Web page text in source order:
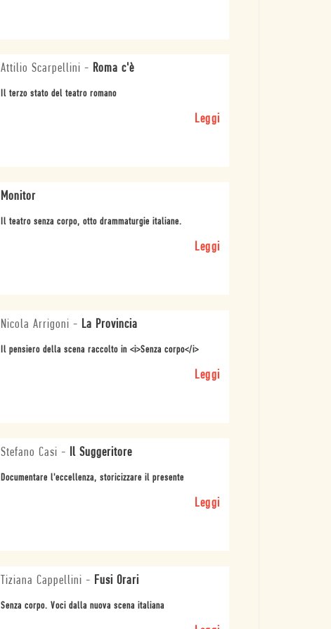
Attilio Scarpellini - Roma c'è
Il terzo stato del teatro romano
Leggi
Monitor
Il teatro senza corpo, otto drammaturgie italiane.
Leggi
Nicola Arrigoni - La Provincia
Il pensiero della scena raccolto in <i>Senza corpo</i>
Leggi
Stefano Casi - Il Suggeritore
Documentare l'eccellenza, storicizzare il presente
Leggi
Tiziana Cappellini - Fusi Orari
Senza corpo. Voci dalla nuova scena italiana